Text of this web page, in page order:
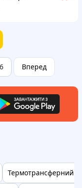
Вперед
Термотрансферний